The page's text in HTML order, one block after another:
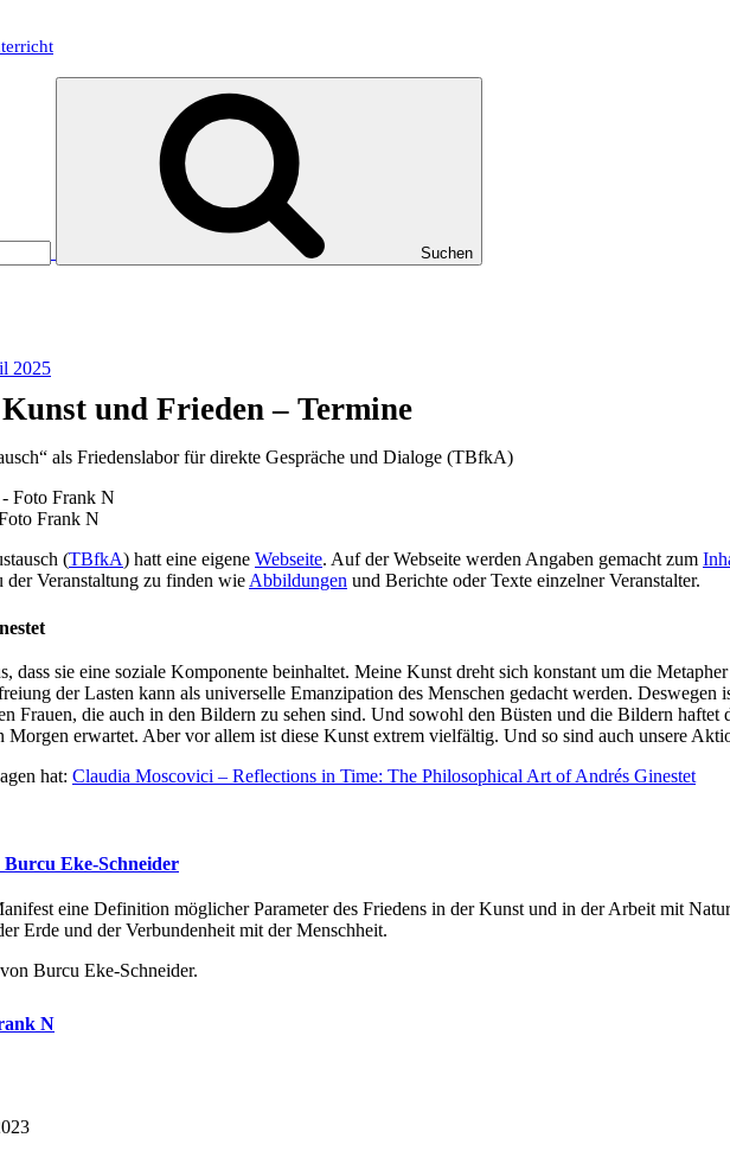
Suchen
2025
und Frieden – Termine
als Friedenslabor für direkte Gespräche und Dialoge (TBfkA)
Frank N
(TBfkA) hatt eine eigene Webseite. Auf der Webseite werden Angaben gemacht zum
der Veranstaltung zu finden wie Abbildungen und Berichte oder Texte einzelner Veranstalter.
dass sie eine soziale Komponente beinhaltet. Meine Kunst dreht sich konstant um die
der Lasten kann als universelle Emanzipation des Menschen gedacht werden.
Frauen, die auch in den Bildern zu sehen sind. Und sowohl den Büsten und die Bildern haftet
Morgen erwartet. Aber vor allem ist diese Kunst extrem vielfältig. Und so sind auch unsere
hat: Claudia Moscovici – Reflections in Time: The Philosophical Art of Andrés Ginestet
Eke-Schneider
eine Definition möglicher Parameter des Friedens in der Kunst und in der Arbeit mit
Erde und der Verbundenheit mit der Menschheit.
Burcu Eke-Schneider.
N